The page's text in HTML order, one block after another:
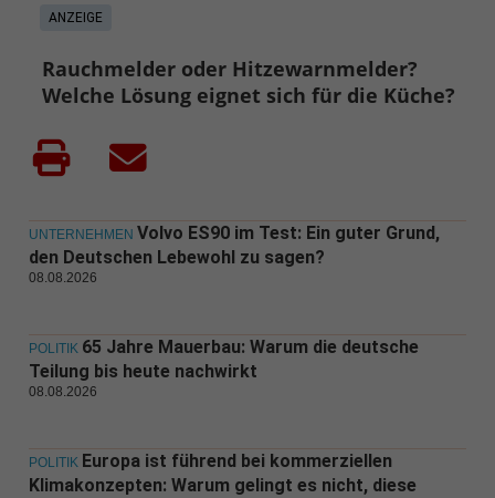
ANZEIGE
Rauchmelder oder Hitzewarnmelder?
Welche Lösung eignet sich für die Küche?
UNTERNEHMEN Volvo ES90 im Test: Ein guter Grund,
den Deutschen Lebewohl zu sagen?
08.08.2026
POLITIK 65 Jahre Mauerbau: Warum die deutsche
Teilung bis heute nachwirkt
08.08.2026
POLITIK Europa ist führend bei kommerziellen
Klimakonzepten: Warum gelingt es nicht, diese